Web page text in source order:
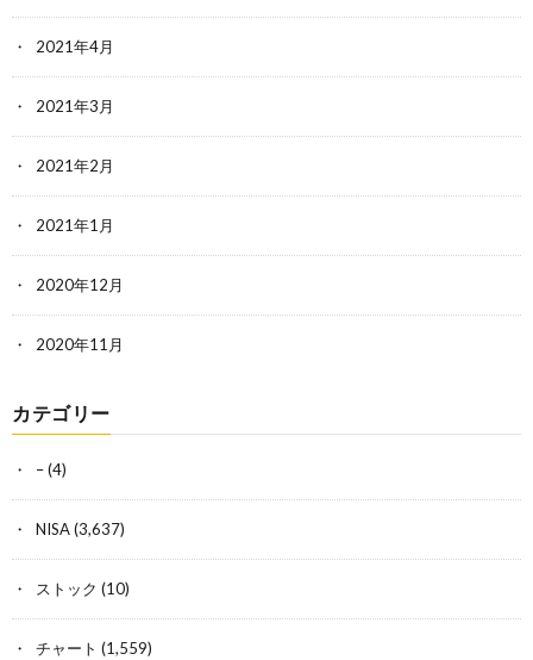
2021年4月
2021年3月
2021年2月
2021年1月
2020年12月
2020年11月
カテゴリー
–(4)
NISA(3,637)
ストック (10)
チャート (1,559)